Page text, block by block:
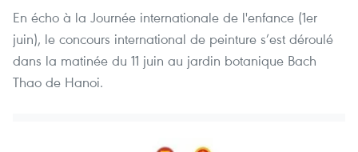
En écho à la Journée internationale de l'enfance (1er
juin), le concours international de peinture s’est déroulé
dans la matinée du 11 juin au jardin botanique Bach
Thao de Hanoi.